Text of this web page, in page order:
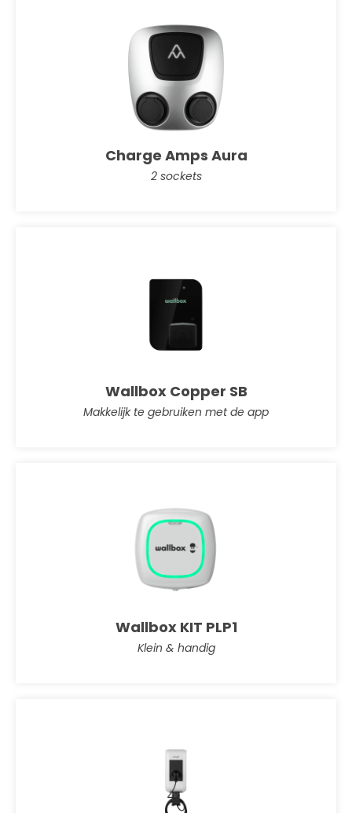
Charge Amps Aura
2 sockets
Wallbox Copper SB
Makkelijk te gebruiken met de app
Wallbox KIT PLP1
Klein & handig